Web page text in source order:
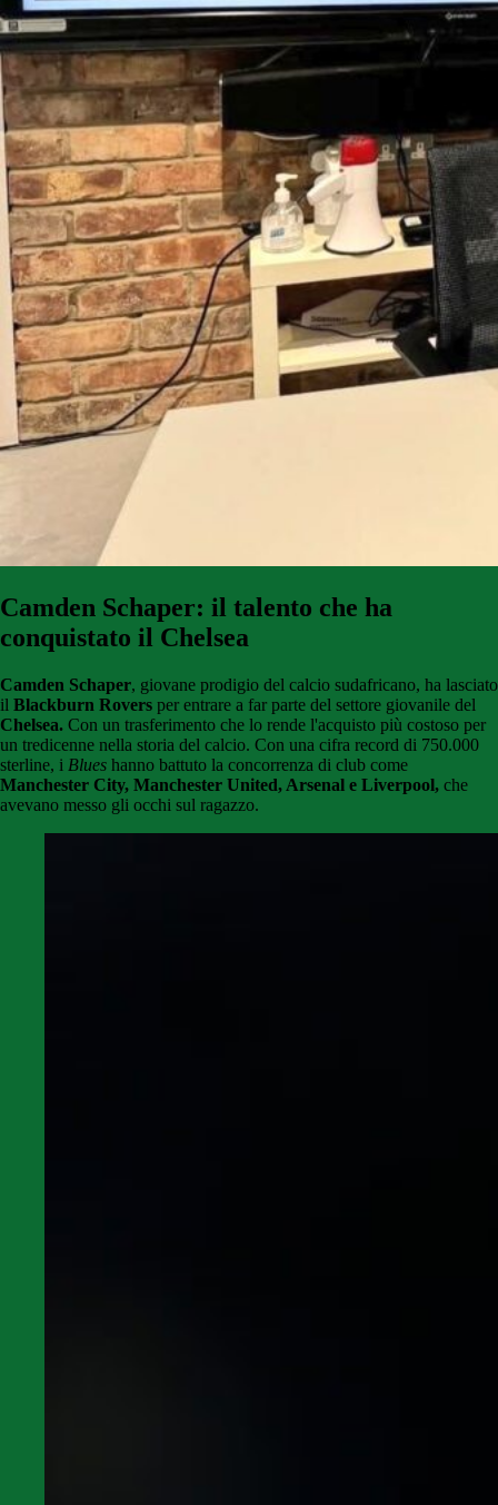
Camden Schaper: il talento che ha
conquistato il Chelsea
Camden Schaper, giovane prodigio del calcio sudafricano, ha lasciato
il Blackburn Rovers per entrare a far parte del settore giovanile del
Chelsea. Con un trasferimento che lo rende l'acquisto più costoso per
un tredicenne nella storia del calcio. Con una cifra record di 750.000
sterline, i Blues hanno battuto la concorrenza di club come
Manchester City, Manchester United, Arsenal e Liverpool, che
avevano messo gli occhi sul ragazzo.